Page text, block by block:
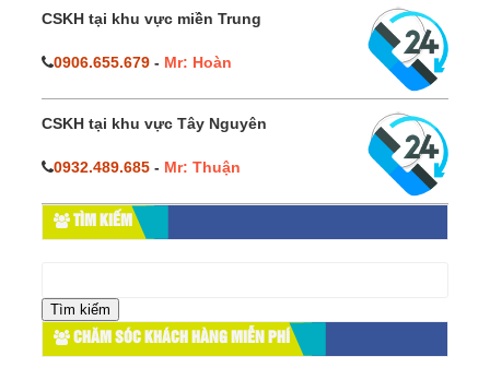
CSKH tại khu vực miền Trung
0906.655.679 - Mr: Hoàn
CSKH tại khu vực Tây Nguyên
0932.489.685 - Mr: Thuận
TÌM KIẾM
cho:
CHĂM SÓC KHÁCH HÀNG MIỄN PHÍ